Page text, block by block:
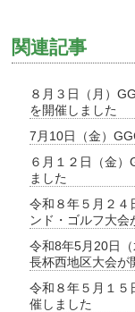
関連記事
８月３日（月）
を開催しました
7月10日（金）
６月１２日（金
ました
令和８年５月２４
ンド・ゴルフ大会
令和8年5月20日
長杯西地区大会が
令和８年５月１５
催しました